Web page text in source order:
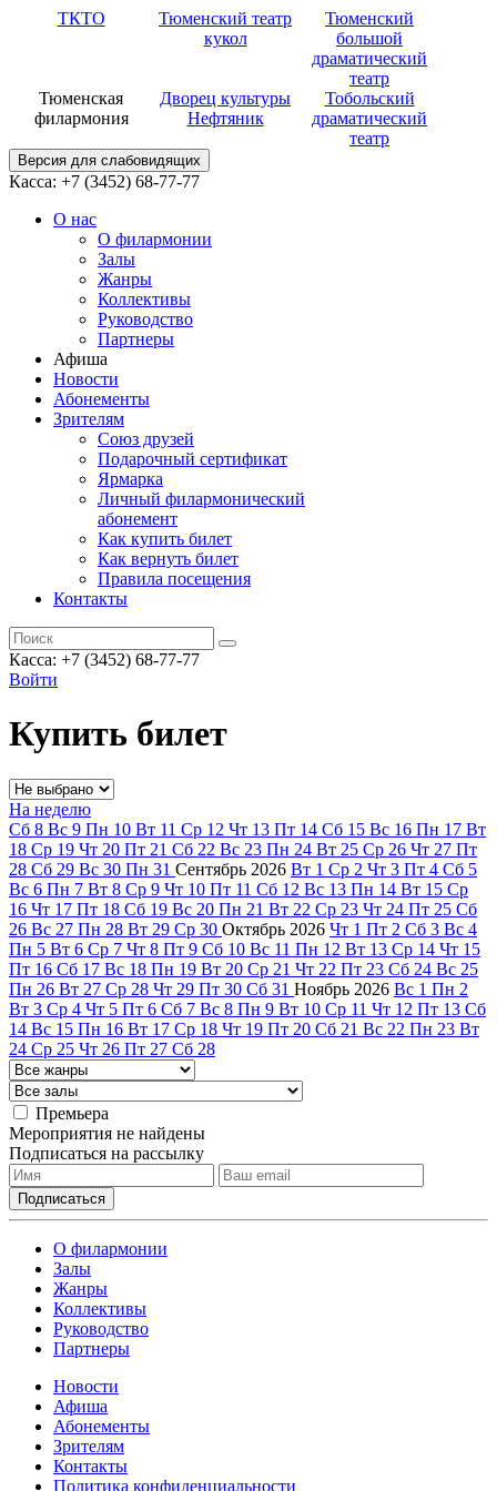
ТКТО
Тюменский театр
кукол
Тюменский
большой
драматический
театр
Тюменская
филармония
Дворец культуры
Нефтяник
Тобольский
драматический
театр
Версия для слабовидящих
Касса: +7 (3452) 68-77-77
О нас
О филармонии
Залы
Жанры
Коллективы
Руководство
Партнеры
Афиша
Новости
Абонементы
Зрителям
Союз друзей
Подарочный сертификат
Ярмарка
Личный филармонический
абонемент
Как купить билет
Как вернуть билет
Правила посещения
Контакты
Касса: +7 (3452) 68-77-77
Войти
Купить билет
На неделю
Сб 8 Вс 9 Пн 10 Вт 11 Ср 12 Чт 13 Пт 14 Сб 15 Вс 16 Пн 17 Вт
18 Ср 19 Чт 20 Пт 21 Сб 22 Вс 23 Пн 24 Вт 25 Ср 26 Чт 27 Пт
28 Сб 29 Вс 30 Пн 31 Сентябрь 2026 Вт 1 Ср 2 Чт 3 Пт 4 Сб 5
Вс 6 Пн 7 Вт 8 Ср 9 Чт 10 Пт 11 Сб 12 Вс 13 Пн 14 Вт 15 Ср
16 Чт 17 Пт 18 Сб 19 Вс 20 Пн 21 Вт 22 Ср 23 Чт 24 Пт 25 Сб
26 Вс 27 Пн 28 Вт 29 Ср 30 Октябрь 2026 Чт 1 Пт 2 Сб 3 Вс 4
Пн 5 Вт 6 Ср 7 Чт 8 Пт 9 Сб 10 Вс 11 Пн 12 Вт 13 Ср 14 Чт 15
Пт 16 Сб 17 Вс 18 Пн 19 Вт 20 Ср 21 Чт 22 Пт 23 Сб 24 Вс 25
Пн 26 Вт 27 Ср 28 Чт 29 Пт 30 Сб 31 Ноябрь 2026 Вс 1 Пн 2
Вт 3 Ср 4 Чт 5 Пт 6 Сб 7 Вс 8 Пн 9 Вт 10 Ср 11 Чт 12 Пт 13 Сб
14 Вс 15 Пн 16 Вт 17 Ср 18 Чт 19 Пт 20 Сб 21 Вс 22 Пн 23 Вт
24 Ср 25 Чт 26 Пт 27 Сб 28
Премьера
Мероприятия не найдены
Подписаться на рассылку
О филармонии
Залы
Жанры
Коллективы
Руководство
Партнеры
Новости
Афиша
Абонементы
Зрителям
Контакты
Политика конфиденциальности